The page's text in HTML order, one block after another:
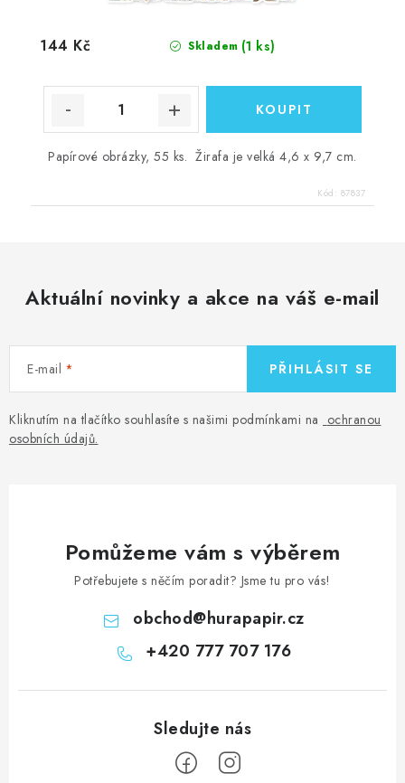
Skladem (1 ks)
144 Kč
Papírové obrázky, 55 ks. Žirafa je velká 4,6 x 9,7 cm.
Kód: 87837
Aktuální novinky a akce na váš e-mail
E-mail
Kliknutím na tlačítko souhlasíte s našimi podmínkami na ochranou
osobních údajů.
PŘIHLÁSIT SE
Pomůžeme vám s výběrem
Potřebujete s něčím poradit? Jsme tu pro vás!
obchod@hurapapir.cz
+420 777 707 176